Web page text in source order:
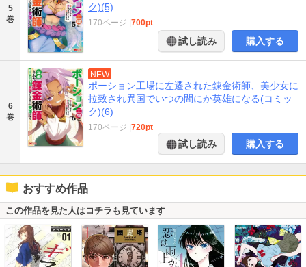
5
巻
ク)(5)
170ページ |700pt
試し読み 購入する
6
巻
NEW
ポーション工場に左遷された錬金術師、美少女に
拉致され異国でいつの間にか英雄になる(コミッ
ク)(6)
170ページ 720pt
試し読み 購入する
おすすめ作品
この作品を見た人はコチラも見ています